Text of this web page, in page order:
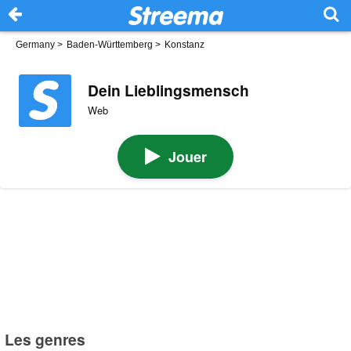
Germany > Baden-Württemberg > Konstanz
Dein Lieblingsmensch
Web
Jouer
Les genres